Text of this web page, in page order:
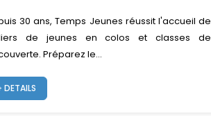
30 ans, Temps Jeunes réussit l'accueil de
de jeunes en colos et classes de
Préparez le...
DETAILS